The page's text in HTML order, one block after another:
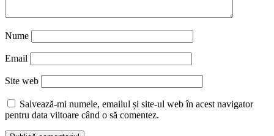
Nume
Email
Site web
Salvează-mi numele, emailul și site-ul web în acest navigator
pentru data viitoare când o să comentez.